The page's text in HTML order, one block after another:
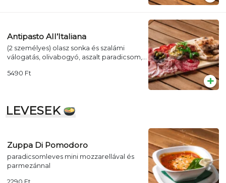
Antipasto All’Italiana
(2 személyes) olasz sonka és szalámi
válogatás, olivabogyó, aszalt paradicsom,
5490 Ft
LEVESEK
Zuppa Di Pomodoro
paradicsomleves mini mozzarellával és
parmezánnal
2290 Ft